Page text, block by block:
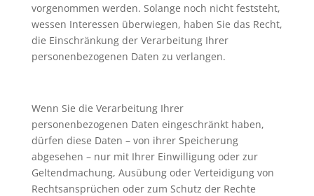
vorgenommen werden. Solange noch nicht feststeht,
wessen Interessen überwiegen, haben Sie das Recht,
die Einschränkung der Verarbeitung Ihrer
personenbezogenen Daten zu verlangen.
Wenn Sie die Verarbeitung Ihrer
personenbezogenen Daten eingeschränkt haben,
dürfen diese Daten – von ihrer Speicherung
abgesehen – nur mit Ihrer Einwilligung oder zur
Geltendmachung, Ausübung oder Verteidigung von
Rechtsansprüchen oder zum Schutz der Rechte